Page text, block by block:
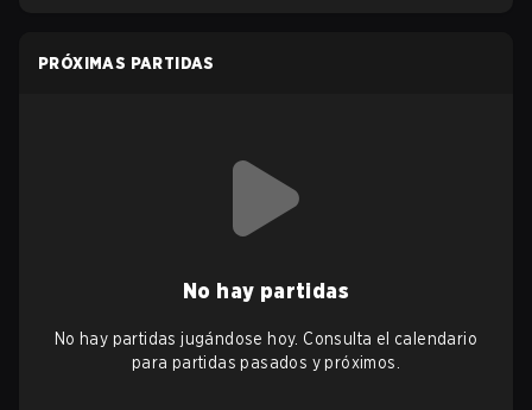
PRÓXIMAS PARTIDAS
No hay partidas
No hay partidas jugándose hoy. Consulta el calendario
para partidas pasados y próximos.